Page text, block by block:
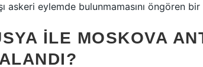
askeri eylemde bulunmamasını öngören bir
ILE MOSKOVA